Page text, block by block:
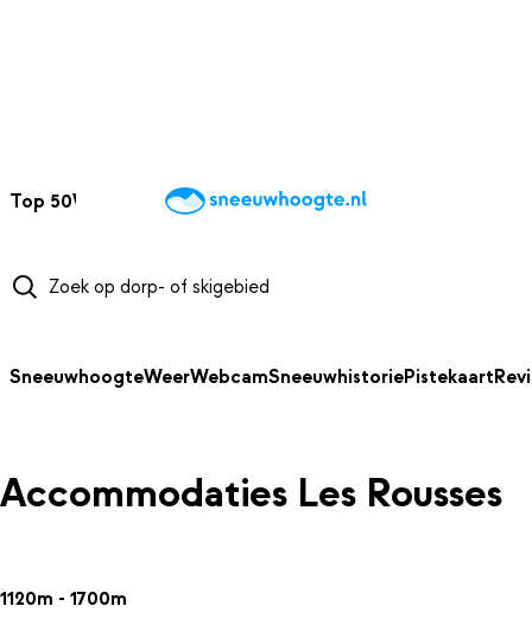
Top 50Webcams WintersportweerKaarten
SneeuwhoogteWeerWebcamSneeuwhistoriePistekaart
Accommodaties Les Rousses
1120m - 1700m